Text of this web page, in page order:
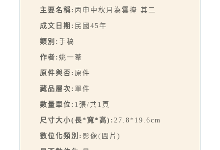
主要名稱: 丙申中秋月為雲掩 其二
成文日期: 民國45年
類別: 手稿
作者: 姚一葦
原件與否: 原件
藏品層次: 單件
數量單位: 1張/共1頁
尺寸大小(長*寬*高): 27.8*19.6cm
數位化類別: 影像(圖片)